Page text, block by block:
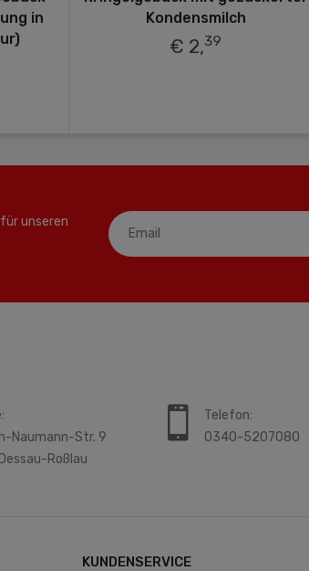
in
Kondensmilch
€ 2,39
unseren
Naumann-Str. 9
Roßlau
Telefon:
0340-5207080
KUNDENSERVICE